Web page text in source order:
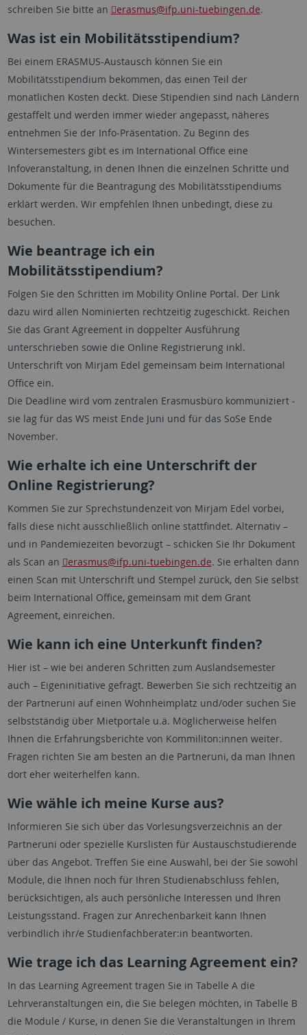
schreiben Sie bitte an erasmus@ifp.uni-tuebingen.de.
Was ist ein Mobilitätsstipendium?
Bei einem ERASMUS-Austausch können Sie ein
Mobilitätsstipendium bekommen, das einen Teil der
monatlichen Kosten deckt. Diese Stipendien sind nach Ländern
gestaffelt und werden immer wieder angepasst, näheres
entnehmen Sie der Info-Präsentation. Zu Beginn des
Wintersemesters gibt es im International Office eine
Infoveranstaltung, in denen Ihnen die einzelnen Schritte und
Dokumente für die Beantragung des Mobilitätsstipendiums
erklärt werden. Wir empfehlen Ihnen unbedingt, diese zu
besuchen.
Wie beantrage ich ein
Mobilitätsstipendium?
Folgen Sie den Schritten im Mobility Online Portal. Der Link
dazu wird allen Nominierten rechtzeitig zugeschickt. Reichen
Sie das Grant Agreement in doppelter Ausführung
unterschrieben sowie die Online Registrierung inkl.
Unterschrift von Mirjam Edel gemeinsam beim International
Office ein.
Die Deadline wird vom zentralen Erasmusbüro kommuniziert -
sie lag für das WS meist Ende Juni und für das SoSe Ende
November.
Wie erhalte ich eine Unterschrift der
Online Registrierung?
Kommen Sie zur Sprechstundenzeit von Mirjam Edel vorbei,
falls diese nicht ausschließlich online stattfindet. Alternativ –
und in Pandemiezeiten bevorzugt – schicken Sie Ihr Dokument
als Scan an
erasmus@ifp.uni-tuebingen.de. Sie erhalten dann
einen Scan mit Unterschrift und Stempel zurück, den Sie selbst
beim International Office, gemeinsam mit dem Grant
Agreement, einreichen.
Wie kann ich eine Unterkunft finden?
Hier ist – wie bei anderen Schritten zum Auslandsemester
auch – Eigeninitiative gefragt. Bewerben Sie sich rechtzeitig an
der Partneruni auf einen Wohnheimplatz und/oder suchen Sie
selbstständig über Mietportale u.ä. Möglicherweise helfen
Ihnen die Erfahrungsberichte von Kommiliton:innen weiter.
Fragen richten Sie am besten an die Partneruni, da man Ihnen
dort eher weiterhelfen kann.
Wie wähle ich meine Kurse aus?
Informieren Sie sich über das Vorlesungsverzeichnis an der
Partneruni oder spezielle Kurslisten für Austauschstudierende
über das Angebot. Treffen Sie eine Auswahl, bei der Sie sowohl
Module, die Ihnen noch für Ihren Studienabschluss fehlen,
berücksichtigen, als auch persönliche Interessen und Ihren
Leistungsstand. Fragen zur Anrechenbarkeit kann Ihnen
verbindlich ihr/e Studienfachberater:in beantworten.
Wie trage ich das Learning Agreement ein?
In das Learning Agreement tragen Sie in Tabelle A die
Lehrveranstaltungen ein, die Sie belegen möchten, in Tabelle B
die Module / Kurse, in denen Sie die Veranstaltungen in Ihrem